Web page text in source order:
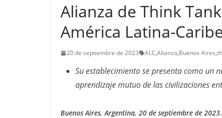
Alianza de Think
América Latina-
20 de septiembre de 2023 ALC,Alianza,Buenos Aires,
Su establecimiento se presenta como un
aprendizaje mutuo de las civilizaciones
Buenos Aires, Argentina, 20 de septiembre de